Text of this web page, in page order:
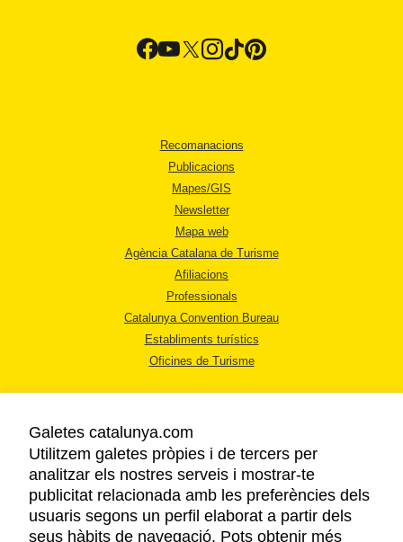
Recomanacions
Publicacions
Mapes/GIS
Newsletter
Mapa web
Agència Catalana de Turisme
Afiliacions
Professionals
Catalunya Convention Bureau
Establiments turístics
Oficines de Turisme
AVÍS LEGAL
POLÍTICA DE PRIVACITAT
COOKIES
Galetes catalunya.com
Utilitzem galetes pròpies i de tercers per
analitzar els nostres serveis i mostrar-te
publicitat relacionada amb les preferències dels
usuaris segons un perfil elaborat a partir dels
seus hàbits de navegació. Pots obtenir més